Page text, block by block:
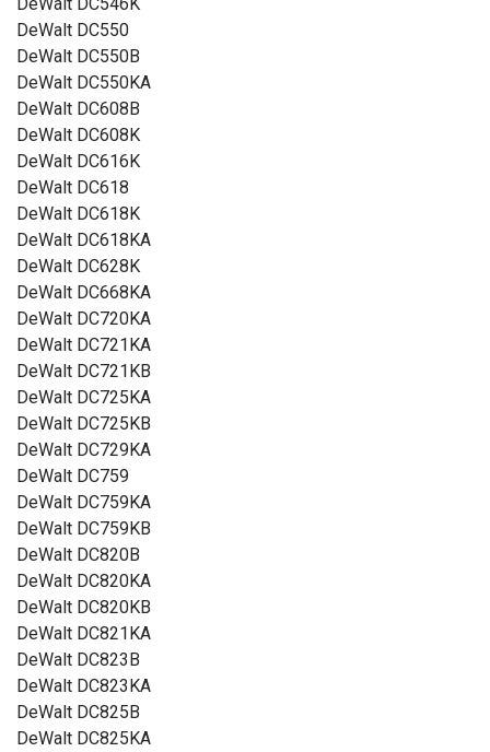
DeWalt DC550
DeWalt DC550B
DeWalt DC550KA
DeWalt DC608B
DeWalt DC608K
DeWalt DC616K
DeWalt DC618
DeWalt DC618K
DeWalt DC618KA
DeWalt DC628K
DeWalt DC668KA
DeWalt DC720KA
DeWalt DC721KA
DeWalt DC721KB
DeWalt DC725KA
DeWalt DC725KB
DeWalt DC729KA
DeWalt DC759
DeWalt DC759KA
DeWalt DC759KB
DeWalt DC820B
DeWalt DC820KA
DeWalt DC820KB
DeWalt DC821KA
DeWalt DC823B
DeWalt DC823KA
DeWalt DC825B
DeWalt DC825KA